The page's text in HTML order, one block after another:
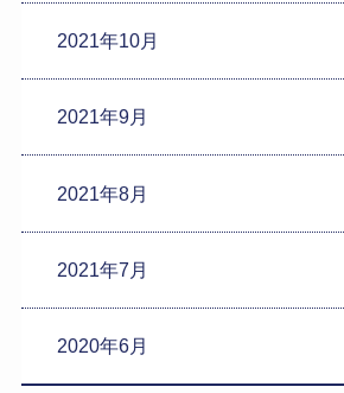
2021年10月
2021年9月
2021年8月
2021年7月
2020年6月